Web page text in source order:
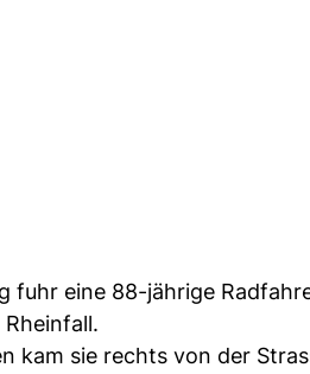
fuhr eine 88-jährige
kam sie rechts von der